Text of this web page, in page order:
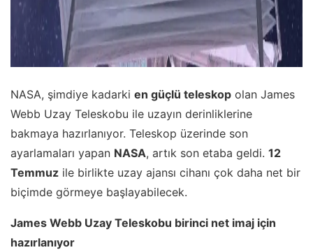
NASA, şimdiye kadarki en güçlü teleskop olan James
Webb Uzay Teleskobu ile uzayın derinliklerine
bakmaya hazırlanıyor. Teleskop üzerinde son
ayarlamaları yapan NASA, artık son etaba geldi. 12
Temmuz ile birlikte uzay ajansı cihanı çok daha net bir
biçimde görmeye başlayabilecek.
James Webb Uzay Teleskobu birinci net imaj için
hazırlanıyor